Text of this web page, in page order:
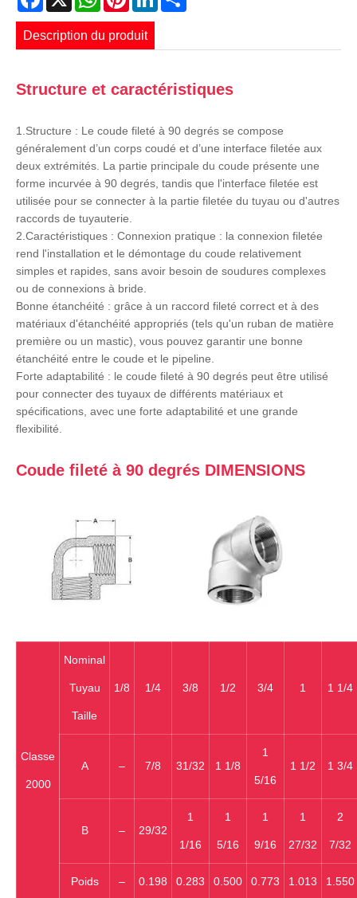
Description du produit
Structure et caractéristiques
1.Structure : Le coude fileté à 90 degrés se compose
généralement d’un corps coudé et d’une interface filetée aux
deux extrémités. La partie principale du coude présente une
forme incurvée à 90 degrés, tandis que l'interface filetée est
utilisée pour se connecter à la partie filetée du tuyau ou d'autres
raccords de tuyauterie.
2.Caractéristiques : Connexion pratique : la connexion filetée
rend l'installation et le démontage du coude relativement
simples et rapides, sans avoir besoin de soudures complexes
ou de connexions à bride.
Bonne étanchéité : grâce à un raccord fileté correct et à des
matériaux d'étanchéité appropriés (tels qu'un ruban de matière
première ou un mastic), vous pouvez garantir une bonne
étanchéité entre le coude et le pipeline.
Forte adaptabilité : le coude fileté à 90 degrés peut être utilisé
pour connecter des tuyaux de différents matériaux et
spécifications, avec une forte adaptabilité et une grande
flexibilité.
Coude fileté à 90 degrés DIMENSIONS
Classe
2000
Nominal
Tuyau
Taille
1/8 1/4 3/8 1/2 3/4 1 1 1/4
A – 7/8 31/32 1 1/8
1
5/16
1 1/2 1 3/4
B – 29/32
1
1/16
1
5/16
1
9/16
1
27/32
2
7/32
Poids – 0.198 0.283 0.500 0.773 1.013 1.550